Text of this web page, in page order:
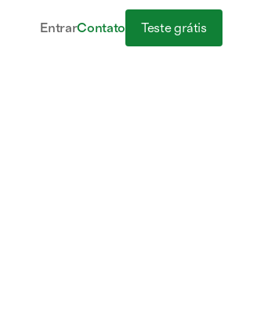
EntrarContato Teste grátis